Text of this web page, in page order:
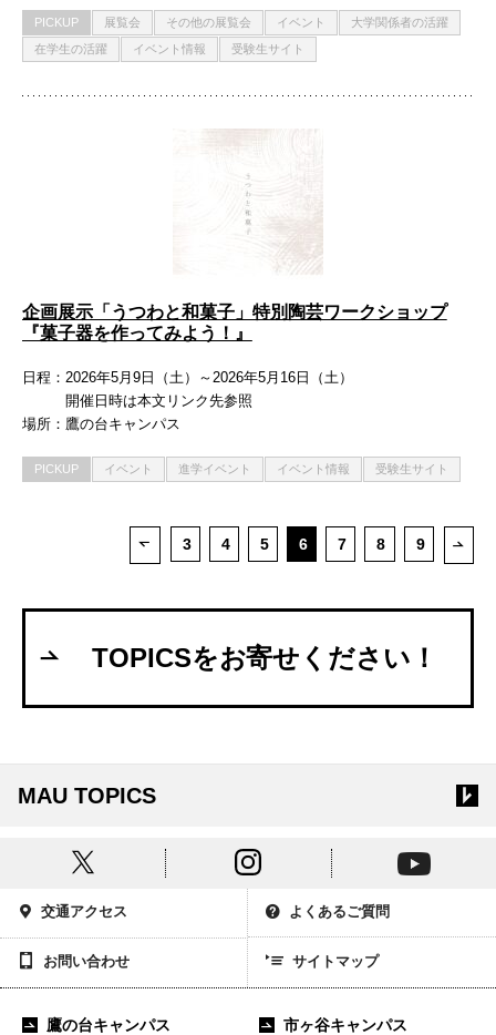
PICKUP 展覧会 その他の展覧会 イベント
大学関係者の活躍
在学生の活躍
イベント情報 受験生サイト
企画展示「うつわと和菓子」特別陶芸ワークショップ
『菓子器を作ってみよう！』
日程
2026年5月9日（土）～2026年5月16日（土）
開催日時は本文リンク先参照
場所
鷹の台キャンパス
PICKUP イベント 進学イベント イベント情報 受験生サイト
前ページ
3 4 5 6 7 8 9 次ペ
TOPICSをお寄せください！
MAU TOPICS
交通アクセス よくあるご質問
お問い合わせ サイトマップ
鷹の台キャンパス 市ヶ谷キャンパス